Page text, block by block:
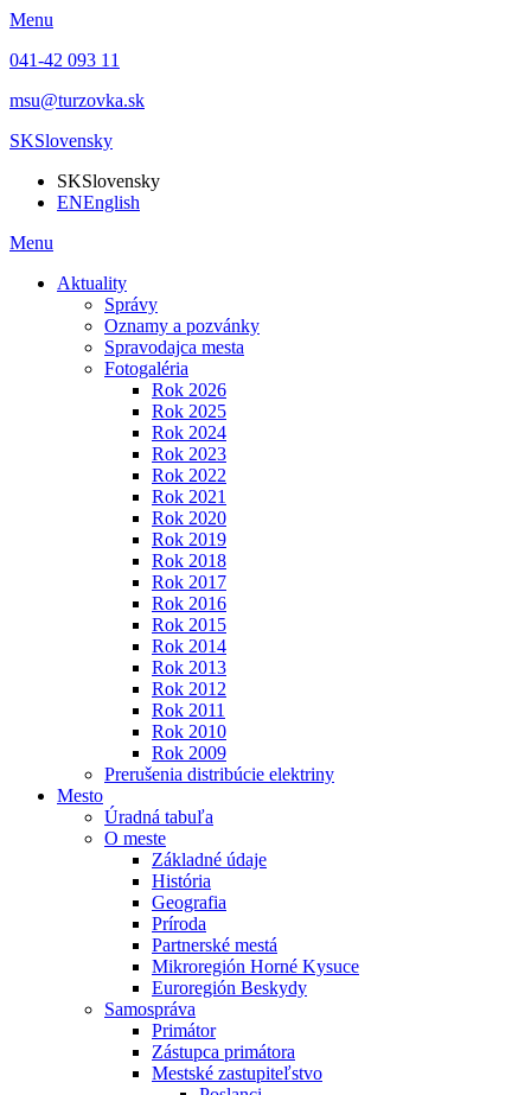
Menu
041-42 093 11
msu@turzovka.sk
SKSlovensky
SKSlovensky
ENEnglish
Menu
Aktuality
Správy
Oznamy a pozvánky
Spravodajca mesta
Fotogaléria
Rok 2026
Rok 2025
Rok 2024
Rok 2023
Rok 2022
Rok 2021
Rok 2020
Rok 2019
Rok 2018
Rok 2017
Rok 2016
Rok 2015
Rok 2014
Rok 2013
Rok 2012
Rok 2011
Rok 2010
Rok 2009
Prerušenia distribúcie elektriny
Mesto
Úradná tabuľa
O meste
Základné údaje
História
Geografia
Príroda
Partnerské mestá
Mikroregión Horné Kysuce
Euroregión Beskydy
Samospráva
Primátor
Zástupca primátora
Mestské zastupiteľstvo